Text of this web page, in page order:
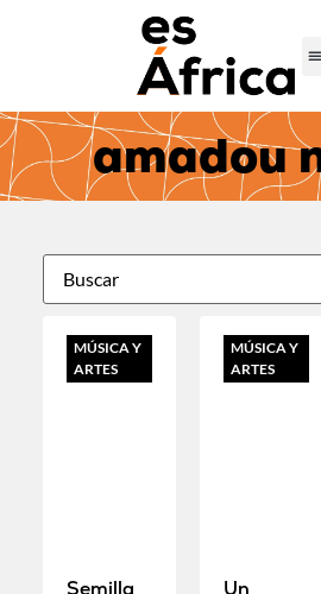
amadou
MÚSICA Y
ARTES
Semilla
MÚSICA Y
ARTES
Un